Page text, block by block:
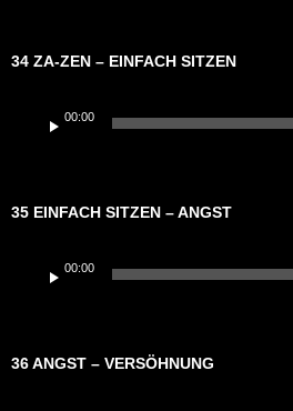
34 ZA-ZEN – EINFACH SITZEN
Player
00:00
35 EINFACH SITZEN – ANGST
Player
00:00
36 ANGST – VERSÖHNUNG